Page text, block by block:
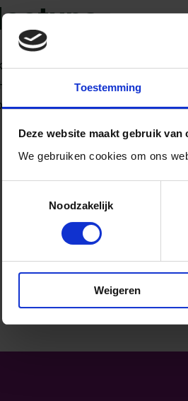
Toestemming
Deze website maakt gebruik van
We gebruiken cookies om ons
Noodzakelijk
Weigeren
en het voorlichtingsteam van het
jongeren in en rondom
meer informatie op de